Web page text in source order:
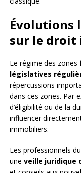
Évolutions
sur le
Le régime des zones
législatives
répercussions
dans ces zones. Par
d’éligibilité ou de la
influencer
immobiliers.
Les professionnels
une veille juridique